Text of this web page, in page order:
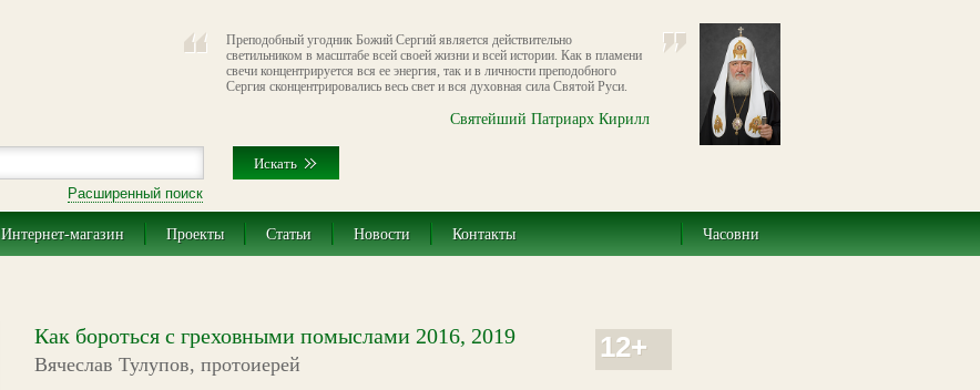
Преподобный угодник Божий Сергий является действительно
светильником в масштабе всей своей жизни и всей истории. Как в пламени
свечи концентрируется вся ее энергия, так и в личности преподобного
Сергия сконцентрировались весь свет и вся духовная сила Святой Руси.
Святейший Патриарх Кирилл
Расширенный поиск
Интернет-магазин Проекты Статьи Новости Контакты Часовни
12+
Как бороться с греховными помыслами 2016, 2019
Вячеслав Тулупов, протоиерей